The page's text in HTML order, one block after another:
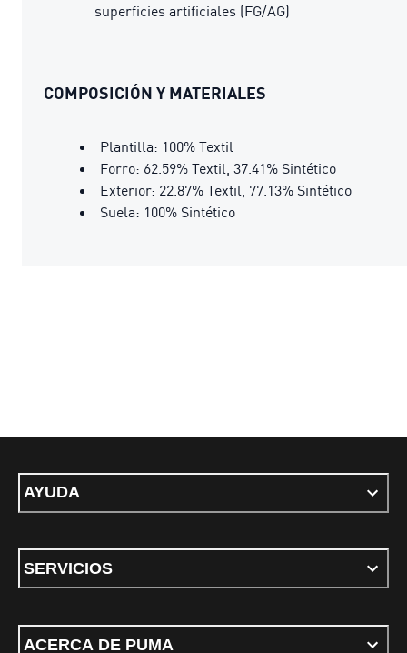
superficies artificiales (FG/AG)
COMPOSICIÓN Y MATERIALES
Plantilla: 100% Textil
Forro: 62.59% Textil, 37.41% Sintético
Exterior: 22.87% Textil, 77.13% Sintético
Suela: 100% Sintético
AYUDA
SERVICIOS
ACERCA DE PUMA